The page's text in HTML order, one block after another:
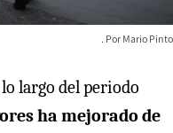
Mario Pinto
largo del periodo
ha mejorado de